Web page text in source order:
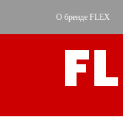
О бренде FLEX